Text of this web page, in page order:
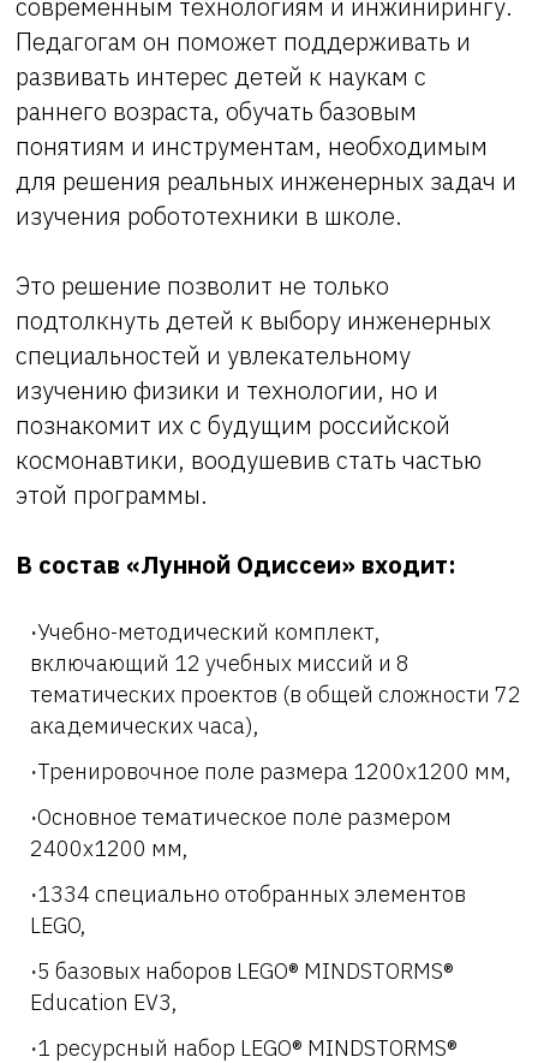
Педагогам он поможет поддерживать и
развивать интерес детей к наукам с
раннего возраста, обучать базовым
понятиям и инструментам, необходимым
для решения реальных инженерных задач и
изучения робототехники в школе.
Это решение позволит не только
подтолкнуть детей к выбору инженерных
специальностей и увлекательному
изучению физики и технологии, но и
познакомит их с будущим российской
космонавтики, воодушевив стать частью
этой программы.
В состав «Лунной Одиссеи» входит:
Учебно-методический комплект,
включающий 12 учебных миссий и 8
тематических проектов (в общей сложности 72
академических часа),
Тренировочное поле размера 1200х1200 мм,
Основное тематическое поле размером
2400х1200 мм,
1334 специально отобранных элементов
LEGO,
5 базовых наборов LEGO® MINDSTORMS®
Education EV3,
1 ресурсный набор LEGO® MINDSTORMS®